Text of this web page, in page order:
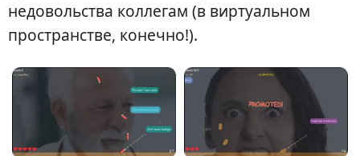
недовольства коллегам (в виртуальном
пространстве, конечно!).